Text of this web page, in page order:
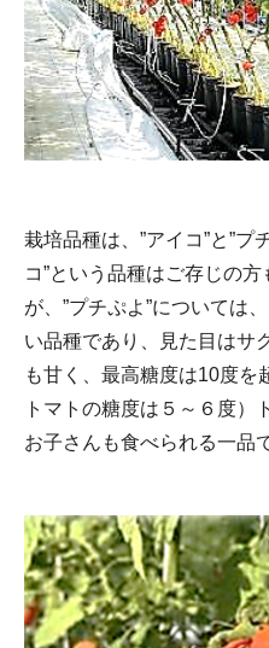
栽培品種は、”アイコ”と”プ
コ”という品種はご存じの
が、”プチぷよ”については
い品種であり、見た目はサ
も甘く、最高糖度は10度を
トマトの糖度は５～６度）
お子さんも食べられる一品